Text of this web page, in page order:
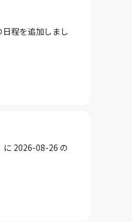
程を追加しまし
に 2026-08-26 の